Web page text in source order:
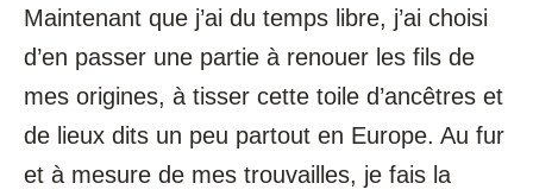
Maintenant que j’ai du temps libre, j’ai choisi
d’en passer une partie à renouer les fils de
mes origines, à tisser cette toile d’ancêtres et
de lieux dits un peu partout en Europe. Au fur
et à mesure de mes trouvailles, je fais la